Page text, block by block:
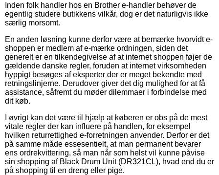
Inden folk handler hos en Brother e-handler behøver de
egentlig studere butikkens vilkår, dog er det naturligvis ikke
særlig morsomt.
En anden løsning kunne derfor være at bemærke hvorvidt e-
shoppen er medlem af e-mærke ordningen, siden det
generelt er en tilkendegivelse af at internet shoppen føjer de
gældende danske regler, foruden at internet virksomheden
hyppigt besøges af eksperter der er meget bekendte med
retningslinjerne. Derudover giver det dig mulighed for at få
assistance, såfremt du møder dilemmaer i forbindelse med
dit køb.
I øvrigt kan det være til hjælp at køberen er obs på de mest
vitale regler der kan influere på handlen, for eksempel
hvilken returrettighed e-forretningen anvender. Derfor er det
på samme måde essesentielt, at man permanent bevarer
ens ordrekvittering, så man når som helst vil kunne påvise
sin shopping af Black Drum Unit (DR321CL), hvad end du er
på shopping til en dreng eller pige.